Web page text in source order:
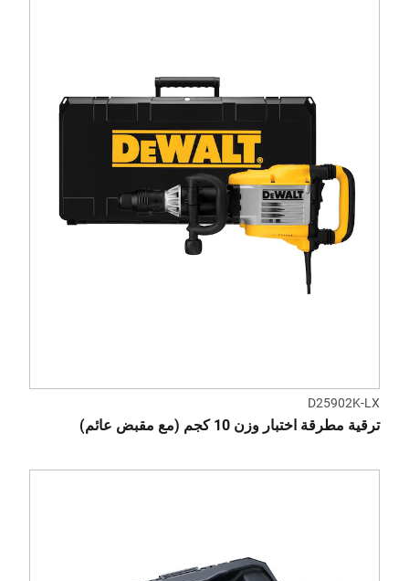
D25902K-LX
ترقية مطرقة اختبار وزن 10 كجم (مع مقبض عائم)